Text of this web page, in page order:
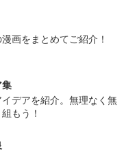
画をまとめてご紹介！
デアを紹介。無理なく無
もう！